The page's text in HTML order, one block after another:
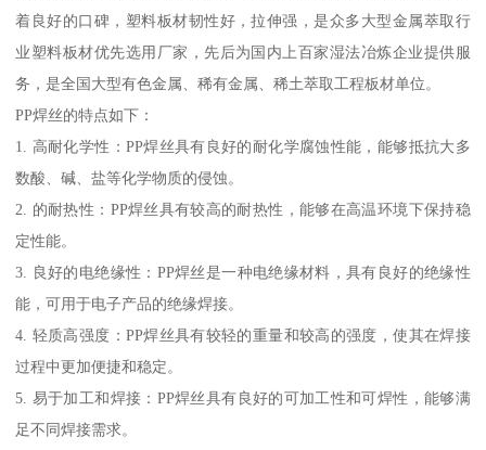
着良好的口碑，塑料板材韧性好，拉伸强，是众多大型金属萃取行
业塑料板材优先选用厂家，先后为国内上百家湿法冶炼企业提供服
务，是全国大型有色金属、稀有金属、稀土萃取工程板材单位。
PP焊丝的特点如下：
1. 高耐化学性：PP焊丝具有良好的耐化学腐蚀性能，能够抵抗大多
数酸、碱、盐等化学物质的侵蚀。
2. 的耐热性：PP焊丝具有较高的耐热性，能够在高温环境下保持稳
定性能。
3. 良好的电绝缘性：PP焊丝是一种电绝缘材料，具有良好的绝缘性
能，可用于电子产品的绝缘焊接。
4. 轻质高强度：PP焊丝具有较轻的重量和较高的强度，使其在焊接
过程中更加便捷和稳定。
5. 易于加工和焊接：PP焊丝具有良好的可加工性和可焊性，能够满
足不同焊接需求。